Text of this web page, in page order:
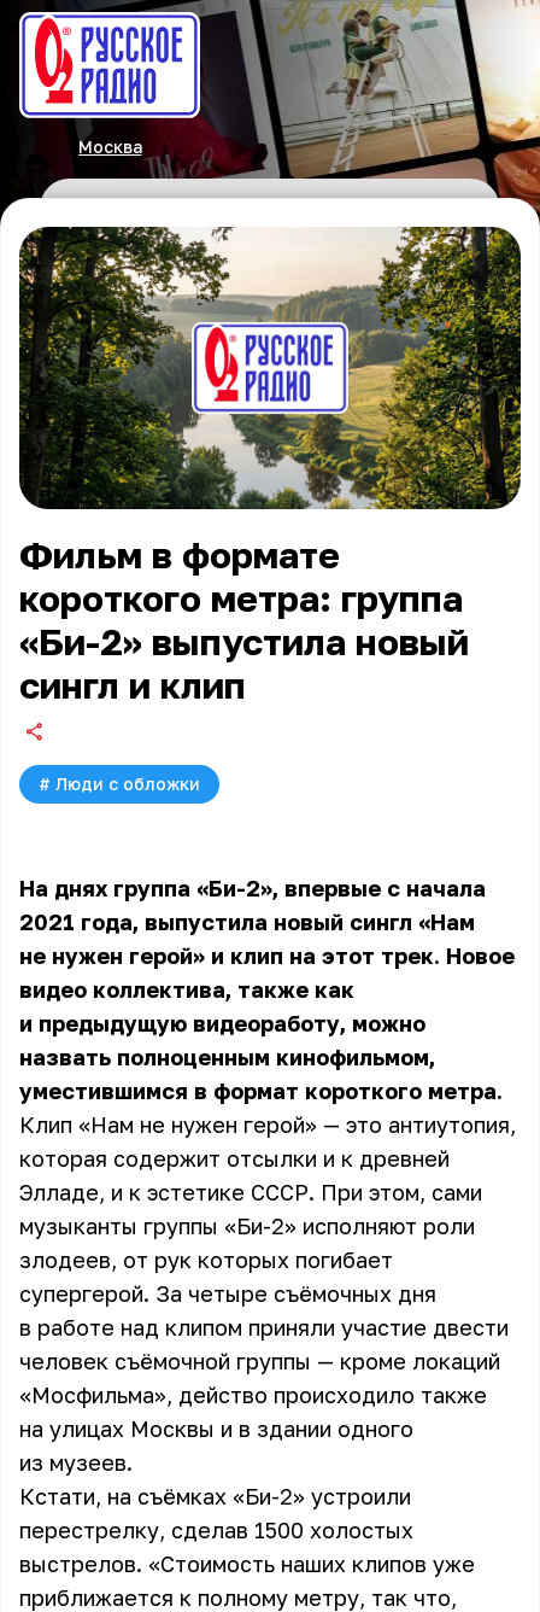
Москва
Фильм в формате
короткого метра: группа
«Би-2» выпустила новый
сингл и клип
# Люди с обложки
На днях группа «Би-2», впервые с начала
2021 года, выпустила новый сингл «Нам
не нужен герой» и клип на этот трек. Новое
видео коллектива, также как
и предыдущую видеоработу, можно
назвать полноценным кинофильмом,
уместившимся в формат короткого метра.
Клип «Нам не нужен герой» — это антиутопия,
которая содержит отсылки и к древней
Элладе, и к эстетике СССР. При этом, сами
музыканты группы «Би-2» исполняют роли
злодеев, от рук которых погибает
супергерой. За четыре съёмочных дня
в работе над клипом приняли участие двести
человек съёмочной группы — кроме локаций
«Мосфильма», действо происходило также
на улицах Москвы и в здании одного
из музеев.
Кстати, на съёмках «Би-2» устроили
перестрелку, сделав 1500 холостых
выстрелов. «Стоимость наших клипов уже
приближается к полному метру, так что,